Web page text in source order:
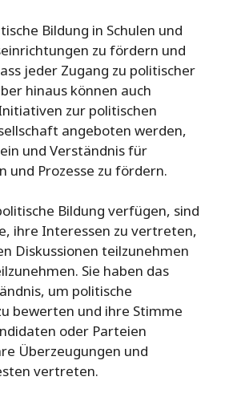
Bildung in Schulen und
zu fördern und
jeder Zugang zu politischer
hinaus können auch
zur politischen
angeboten werden,
und Verständnis für
und Prozesse zu fördern.
Bildung verfügen, sind
ihre Interessen zu vertreten,
Diskussionen teilzunehmen
Sie haben das
um politische
bewerten und ihre Stimme
oder Parteien
Überzeugungen und
vertreten.